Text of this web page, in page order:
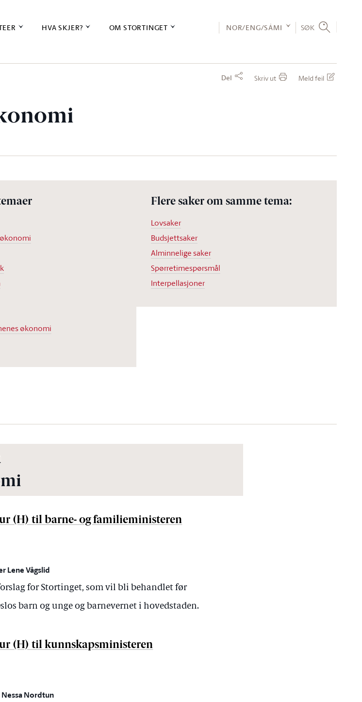
HVA SKJER? OM STORTINGET NOR/ENG/SÁMI SØK
Del Skriv ut Meld feil
økonomi
Flere saker om samme tema:
Lovsaker
Budsjettsaker
Alminnelige saker
Spørretimespørsmål
Interpellasjoner
(H) til barne- og familieministeren
Lene Vågslid
for Stortinget, som vil bli behandlet før
barn og unge og barnevernet i hovedstaden.
(H) til kunnskapsministeren
Nordtun